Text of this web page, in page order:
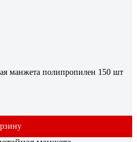
манжета полипропилен 150 шт